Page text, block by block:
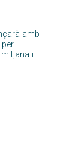
amb
i